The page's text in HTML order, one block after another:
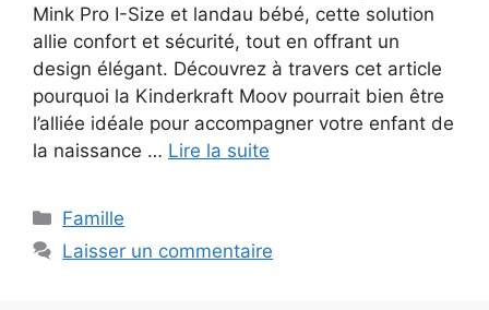
Mink Pro I-Size et landau bébé, cette solution
allie confort et sécurité, tout en offrant un
design élégant. Découvrez à travers cet article
pourquoi la Kinderkraft Moov pourrait bien être
l’alliée idéale pour accompagner votre enfant de
la naissance … Lire la suite
Catégories
Famille
Laisser un commentaire